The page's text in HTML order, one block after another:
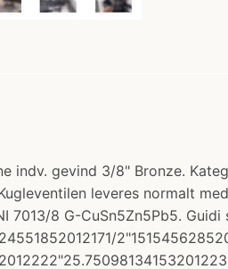
indv. gevind 3/8" Bronze.
leveres normalt
7013/8 G-CuSn5Zn5Pb5.